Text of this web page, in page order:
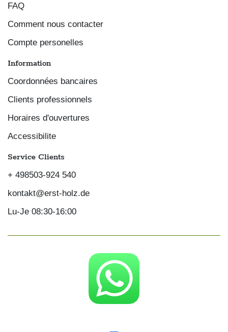
FAQ
Comment nous contacter
Compte personelles
Information
Coordonnées bancaires
Clients professionnels
Horaires d'ouvertures
Accessibilite
Service Clients
+ 498503-924 540
kontakt@erst-holz.de
Lu-Je 08:30-16:00